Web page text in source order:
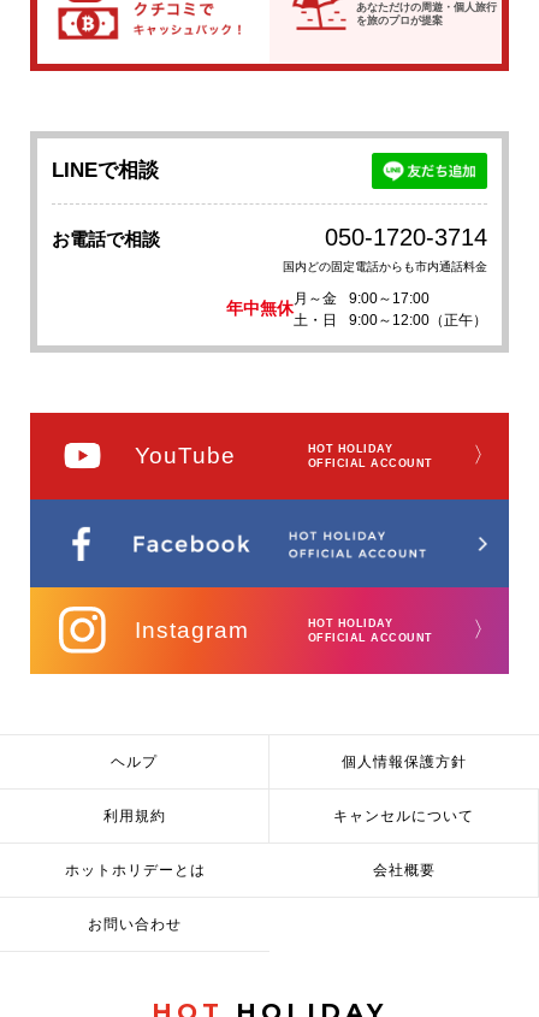
あなただけの周遊・個人旅行
を旅のプロが提案
LINEで相談
お電話で相談 050-1720-3714
国内どの固定電話からも市内通話料金
年中無休
月～金
9:00～17:00
土・日
9:00～12:00（正午）
YouTube
HOT HOLIDAY
OFFICIAL ACCOUNT
〉
Instagram
HOT HOLIDAY
OFFICIAL ACCOUNT
〉
ヘルプ 個人情報保護方針
利用規約 キャンセルについて
ホットホリデーとは 会社概要
お問い合わせ